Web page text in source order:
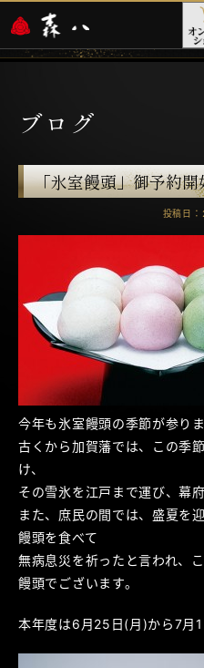
ブログ
「氷室饅頭」御予約
投稿日
今年も氷室饅頭の季節が参りま
古くから加賀藩では、この季
け、
その雪氷を江戸まで運び、幕
また、庶民の間では、盛夏を
饅頭を食べて
無病息災を祈ったと言われ、
饅頭でございます。
本年度は6月25日(月)から7月1